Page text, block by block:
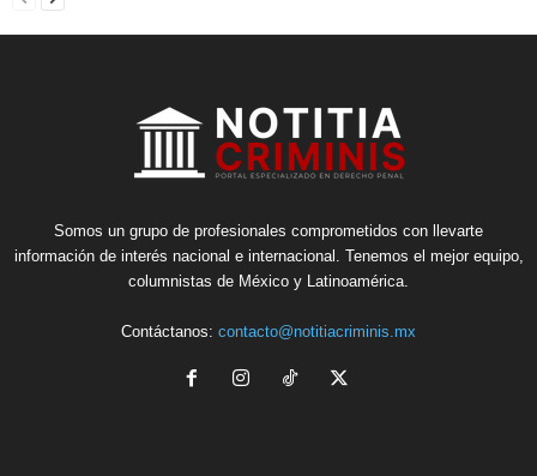
Somos un grupo de profesionales comprometidos con llevarte
información de interés nacional e internacional. Tenemos el mejor equipo,
columnistas de México y Latinoamérica.
Contáctanos: contacto@notitiacriminis.mx